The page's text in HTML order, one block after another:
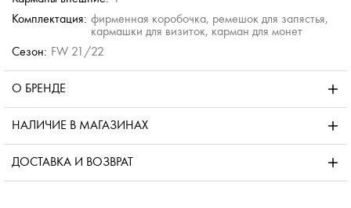
Комплектация: фирменная коробочка, ремешок для запястья,
кармашки для визиток, карман для монет
Сезон: FW 21/22
О БРЕНДЕ
НАЛИЧИЕ В МАГАЗИНАХ
ДОСТАВКА И ВОЗВРАТ